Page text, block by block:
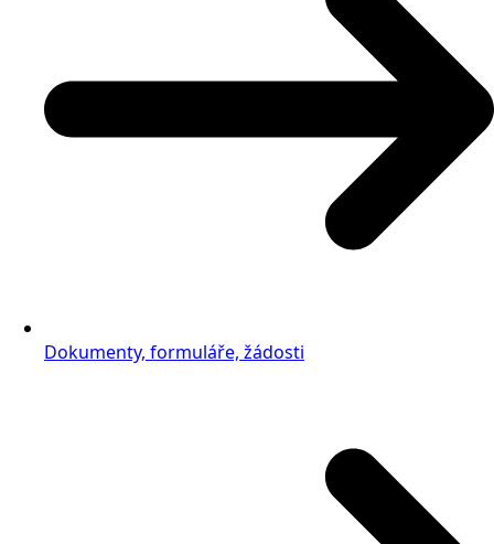
Dokumenty, formuláře, žádosti